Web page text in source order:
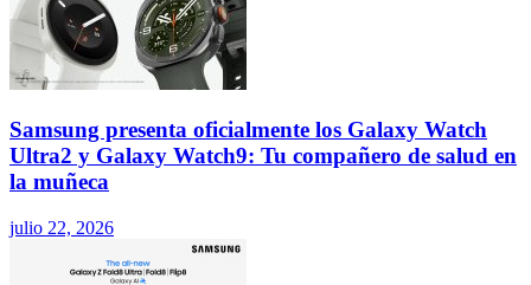
Samsung presenta oficialmente los Galaxy Watch
Ultra2 y Galaxy Watch9: Tu compañero de salud en
la muñeca
julio 22, 2026